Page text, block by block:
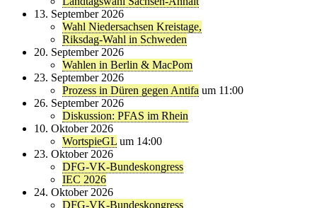
13. September 2026
Wahl Niedersachsen Kreistage,
Riksdag-Wahl in Schweden
20. September 2026
Wahlen in Berlin & MacPom
23. September 2026
Prozess in Düren gegen Antifa um 11:00
26. September 2026
Diskussion: PFAS im Rhein
10. Oktober 2026
WortspieGL um 14:00
23. Oktober 2026
DFG-VK-Bundeskongress
IEC 2026
24. Oktober 2026
DFG-VK-Bundeskongress